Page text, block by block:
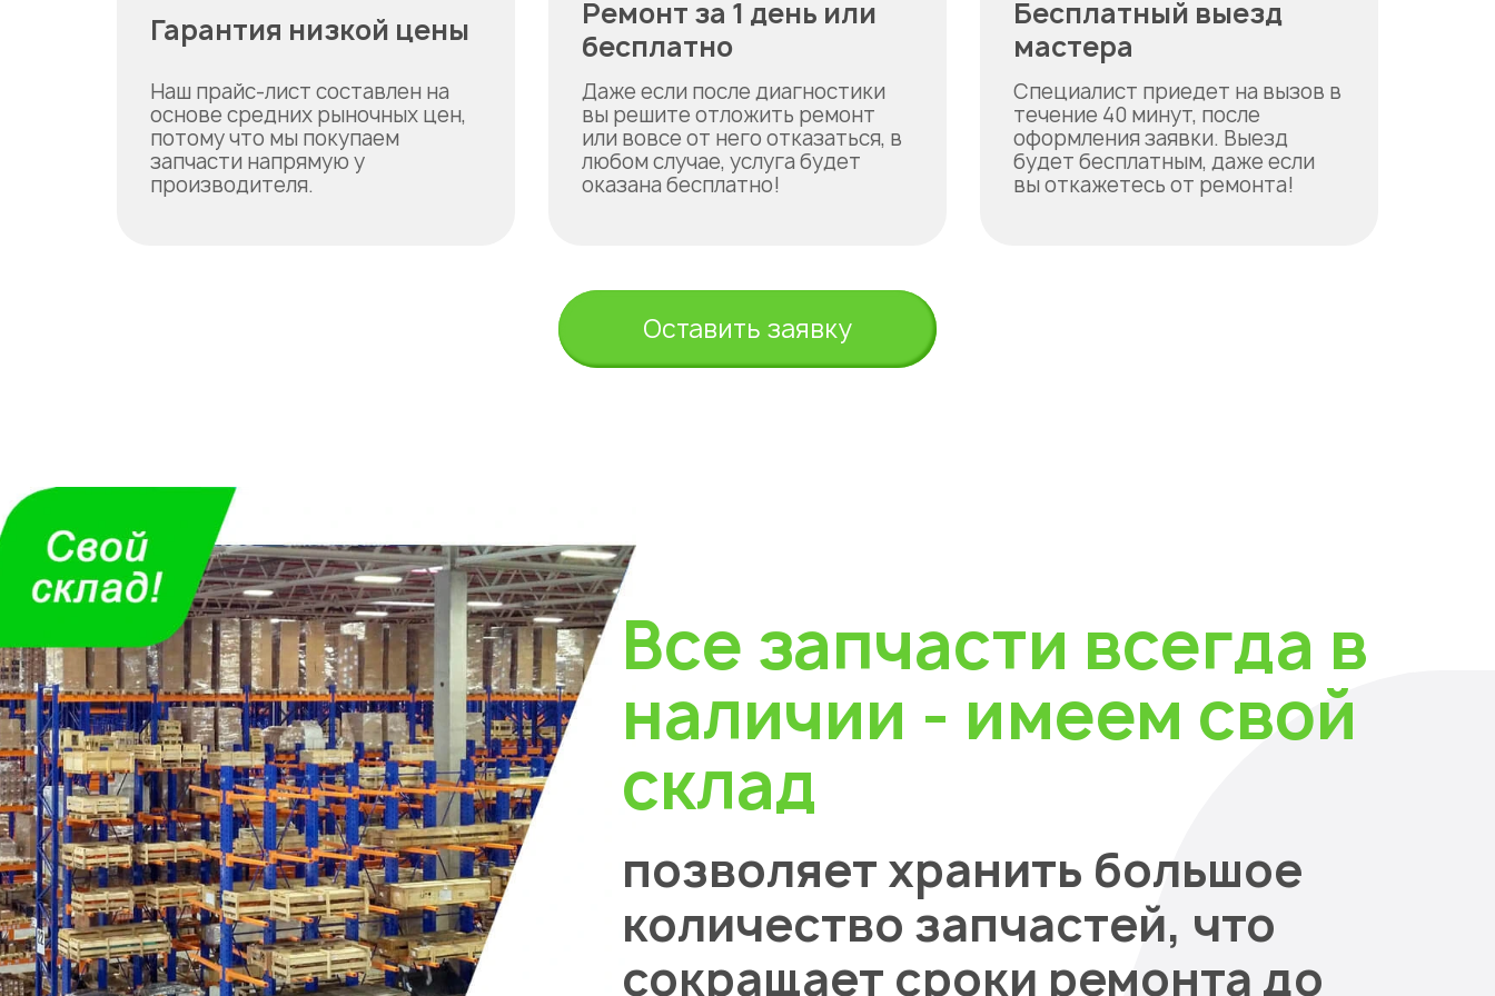
Гарантия низкой цены
Наш прайс-лист составлен на
основе средних рыночных цен,
потому что мы покупаем
запчасти напрямую у
производителя.
Ремонт за 1 день или
бесплатно
Даже если после диагностики
вы решите отложить ремонт
или вовсе от него отказаться, в
любом случае, услуга будет
оказана бесплатно!
Бесплатный выезд
мастера
Специалист приедет на вызов в
течение 40 минут, после
оформления заявки. Выезд
будет бесплатным, даже если
вы откажетесь от ремонта!
Оставить заявку
Все запчасти всегда в
наличии - имеем свой
склад
позволяет хранить большое
количество запчастей, что
сокращает сроки ремонта до